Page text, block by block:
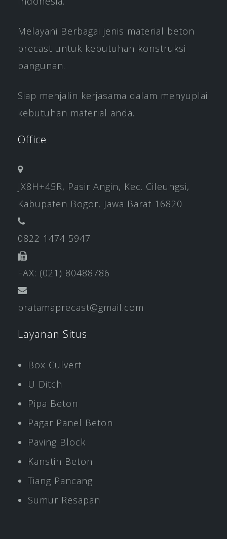
Melayani Berbagai jenis material beton
precast untuk kebutuhan konstruksi
bangunan.
Siap menjalin kerjasama dalam menyuplai
kebutuhan material anda.
Office
JX8H+45R, Pasir Angin, Kec. Cileungsi,
Kabupaten Bogor, Jawa Barat 16820
0822 1474 5947
FAX: (021) 80488786
pratamaprecast@gmail.com
Layanan Situs
Box Culvert
U Ditch
Pipa Beton
Pagar Panel Beton
Paving Block
Kanstin Beton
Tiang Pancang
Sumur Resapan